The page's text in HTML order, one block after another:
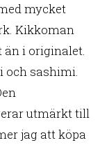
mycket
Kikkoman
än i originalet.
och sashimi.
utmärkt till
jag att köpa